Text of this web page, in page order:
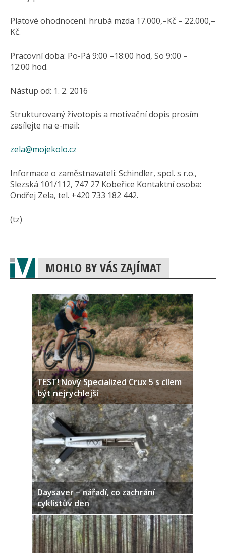
Platové ohodnocení: hrubá mzda 17.000,–Kč – 22.000,–
Kč.
Pracovní doba: Po-Pá 9:00 –18:00 hod, So 9:00 –
12:00 hod.
Nástup od: 1. 2. 2016
Strukturovaný životopis a motivační dopis prosím
zasílejte na e-mail:
zela@mojekolo.cz
Informace o zaměstnavateli: Schindler, spol. s r.o.,
Slezská 101/112, 747 27 Kobeřice Kontaktní osoba:
Ondřej Zela, tel. +420 733 182 442.
(tz)
MOHLO BY VÁS ZAJÍMAT
TEST! Nový Specialized Crux 5 s cílem
být nejrychlejší
Daysaver – nářadí, co zachrání
cyklistův den